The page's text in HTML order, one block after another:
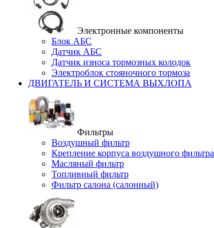
Электронные компоненты
Блок АБС
Датчик АБС
Датчик износа тормозных колодок
Электроблок стояночного тормоза
ДВИГАТЕЛЬ И СИСТЕМА ВЫХЛОПА
Фильтры
Воздушный фильтр
Крепление корпуса воздушного фильтра
Масляный фильтр
Топливный фильтр
Фильтр салона (салонный)